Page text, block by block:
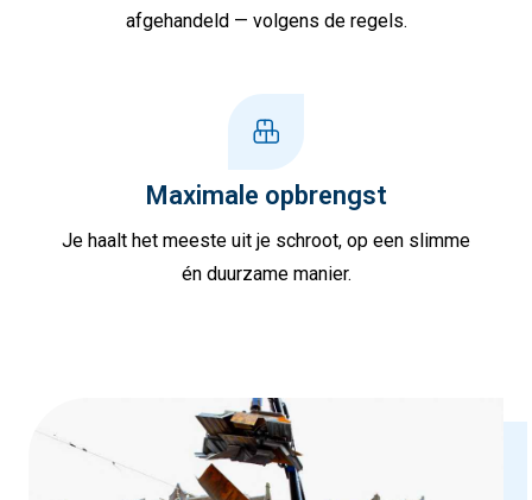
afgehandeld — volgens de regels.
Maximale opbrengst
Je haalt het meeste uit je schroot, op een slimme
én duurzame manier.